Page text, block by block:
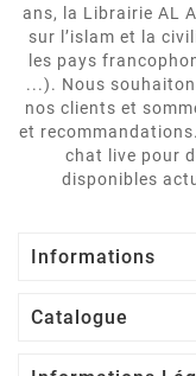
ans, la Librairie AL
sur l’islam et la
les pays
...). Nous
nos clients et
et
chat live pour
disponibles
Informations
Catalogue